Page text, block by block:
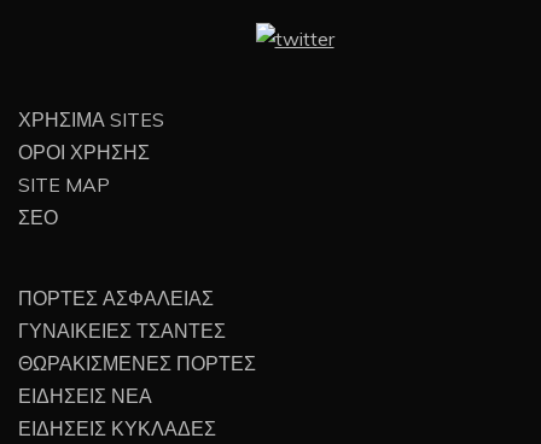
ΧΡΗΣΙΜΑ SITES
ΟΡΟΙ ΧΡΗΣΗΣ
SITE MAP
ΣΕΟ
ΠΟΡΤΕΣ ΑΣΦΑΛΕΙΑΣ
ΓΥΝΑΙΚΕΙΕΣ ΤΣΑΝΤΕΣ
ΘΩΡΑΚΙΣΜΕΝΕΣ ΠΟΡΤΕΣ
ΕΙΔΗΣΕΙΣ ΝΕΑ
ΕΙΔΗΣΕΙΣ ΚΥΚΛΑΔΕΣ